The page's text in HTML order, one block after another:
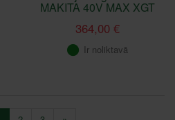
MAKITA 40V MAX XGT
364,00 €
Ir noliktavā